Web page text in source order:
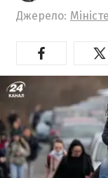
Джерело: